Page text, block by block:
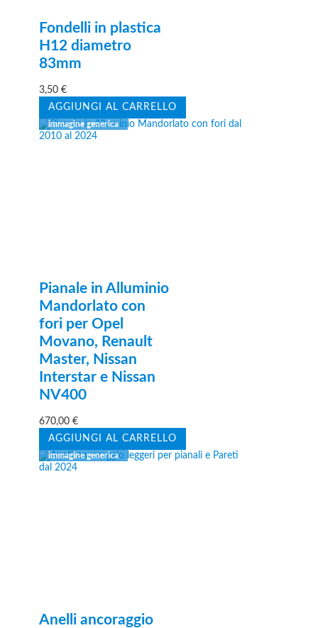
Fondelli in plastica
H12 diametro
83mm
3,50€
AGGIUNGI AL CARRELLO
Pianale in Alluminio
Mandorlato con
fori per Opel
Movano, Renault
Master, Nissan
Interstar e Nissan
NV400
670,00€
AGGIUNGI AL CARRELLO
Anelli ancoraggio